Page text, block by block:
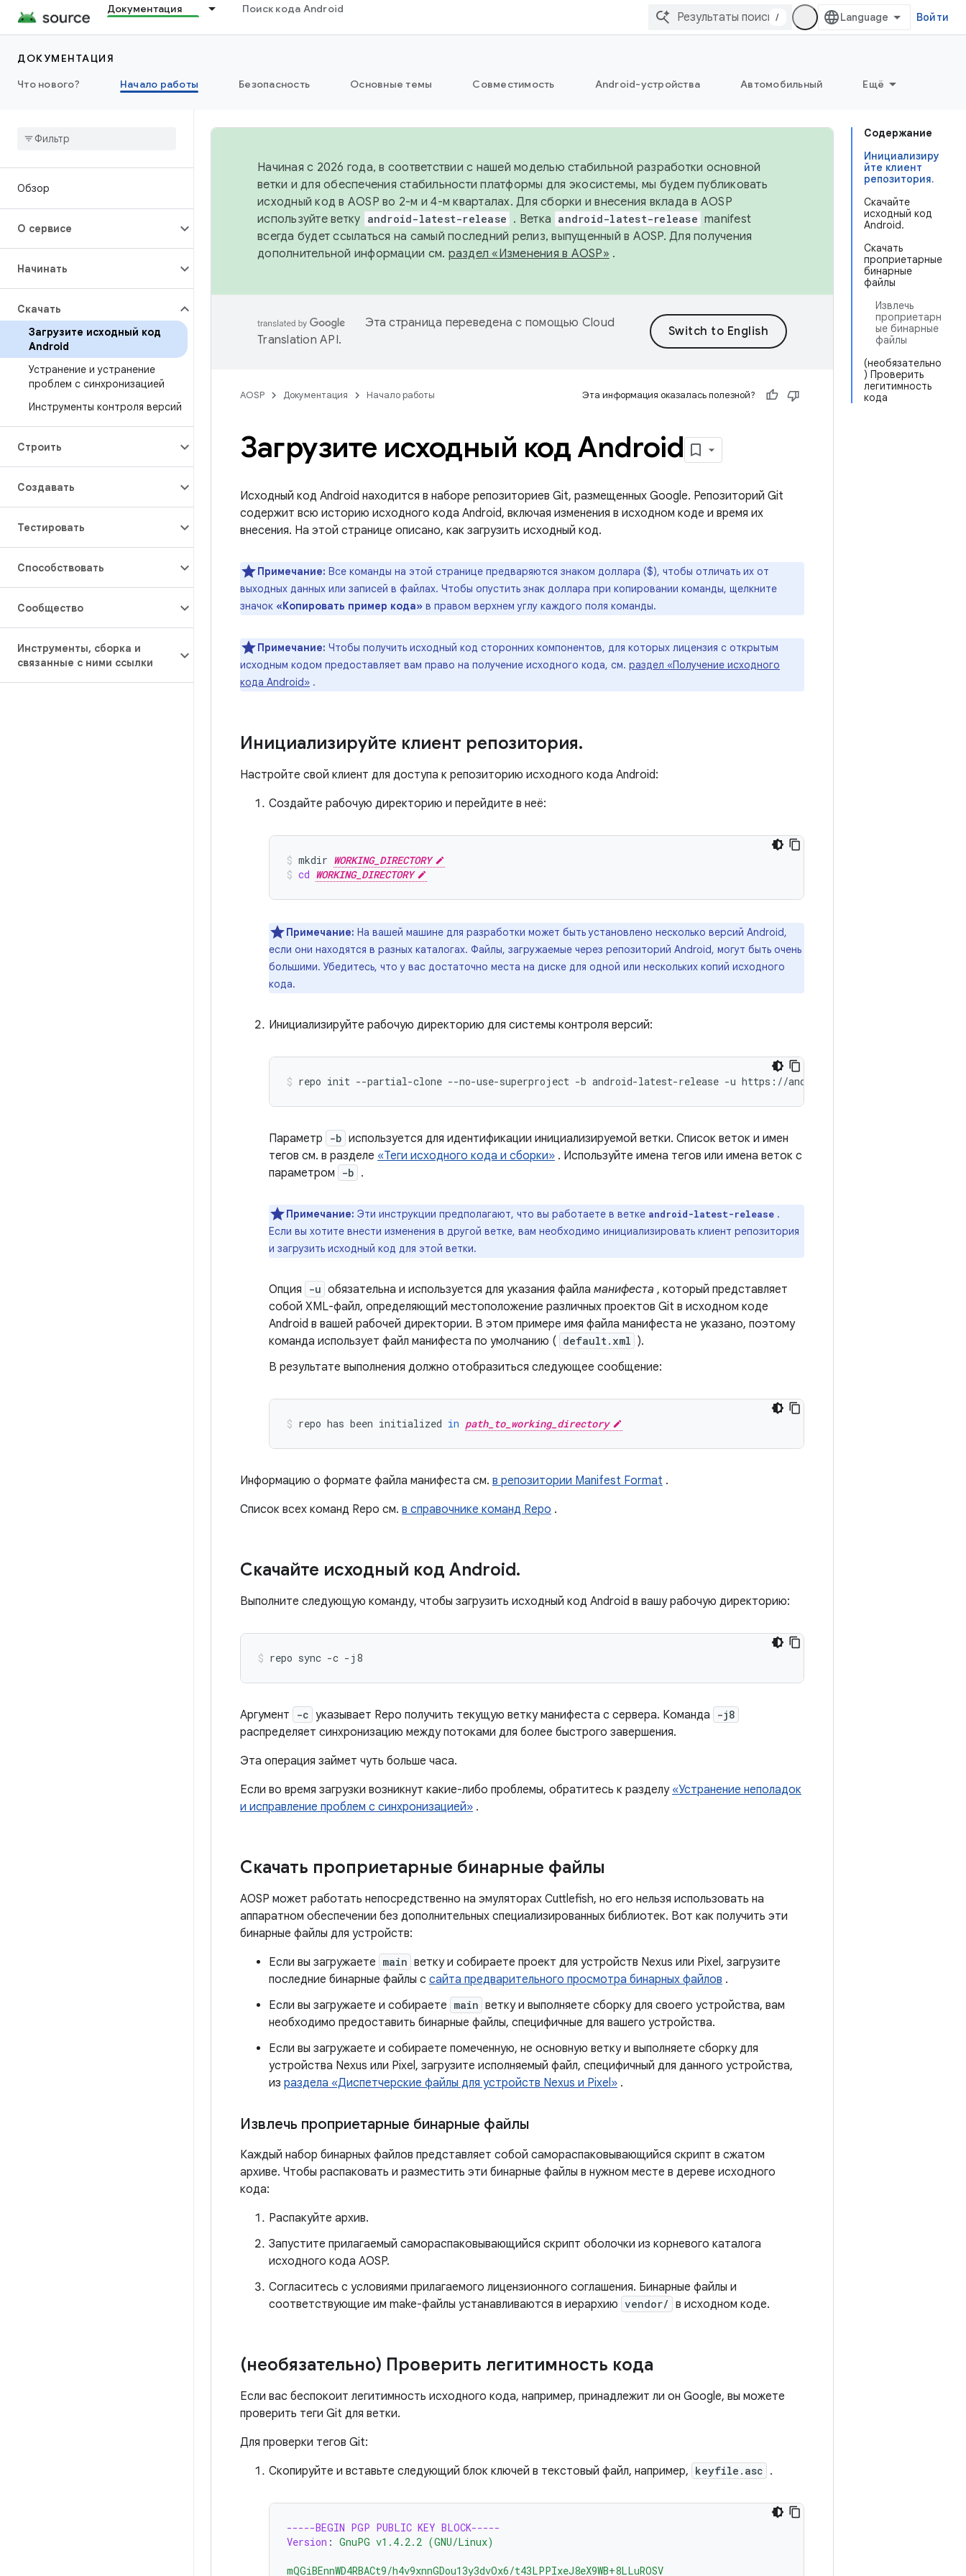
Документация Поиск кода Android
/ Войти
ДОКУМЕНТАЦИЯ
Что нового?
Начало работы Безопасность Основные темы Совместимость Android-устройства Автомобильный Ещё
Обзор
О сервисе
Начинать
Скачать
Загрузите исходный код
Android
Устранение и устранение
проблем с синхронизацией
Инструменты контроля версий
Строить
Создавать
Тестировать
Способствовать
Сообщество
Инструменты, сборка и
связанные с ними ссылки
Содержание
Инициализиру
йте клиент
репозитория.
Скачайте
исходный код
Android.
Скачать
проприетарные
бинарные
файлы
Извлечь
проприетарн
ые бинарные
файлы
(необязательно
) Проверить
легитимность
кода
Начиная с 2026 года, в соответствии с нашей моделью стабильной разработки основной
ветки и для обеспечения стабильности платформы для экосистемы, мы будем публиковать
исходный код в AOSP во 2-м и 4-м кварталах. Для сборки и внесения вклада в AOSP
используйте ветку android-latest-release . Ветка android-latest-release manifest
всегда будет ссылаться на самый последний релиз, выпущенный в AOSP. Для получения
дополнительной информации см. раздел «Изменения в AOSP» .
Эта страница переведена с помощью Cloud
Translation API.
AOSP Документация Начало работы Эта информация оказалась полезной?
Загрузите исходный код Android
Исходный код Android находится в наборе репозиториев Git, размещенных Google. Репозиторий Git
содержит всю историю исходного кода Android, включая изменения в исходном коде и время их
внесения. На этой странице описано, как загрузить исходный код.
Примечание: Все команды на этой странице предваряются знаком доллара ($), чтобы отличать их от
выходных данных или записей в файлах. Чтобы опустить знак доллара при копировании команды, щелкните
значок «Копировать пример кода» в правом верхнем углу каждого поля команды.
Примечание: Чтобы получить исходный код сторонних компонентов, для которых лицензия с открытым
исходным кодом предоставляет вам право на получение исходного кода, см. раздел «Получение исходного
кода Android» .
Инициализируйте клиент репозитория.
Настройте свой клиент для доступа к репозиторию исходного кода Android:
Создайте рабочую директорию и перейдите в неё:
mkdir WORKING_DIRECTORY
cd WORKING_DIRECTORY
Примечание: На вашей машине для разработки может быть установлено несколько версий Android,
если они находятся в разных каталогах. Файлы, загружаемые через репозиторий Android, могут быть очень
большими. Убедитесь, что у вас достаточно места на диске для одной или нескольких копий исходного
кода.
Инициализируйте рабочую директорию для системы контроля версий:
repo init --partial-clone --no-use-superproject -b android-latest-release -u https://android.googlesource.com/
Параметр -b используется для идентификации инициализируемой ветки. Список веток и имен
тегов см. в разделе «Теги исходного кода и сборки» . Используйте имена тегов или имена веток с
параметром
-b .
Примечание: Эти инструкции предполагают, что вы работаете в ветке android-latest-release .
Если вы хотите внести изменения в другой ветке, вам необходимо инициализировать клиент репозитория
и загрузить исходный код для этой ветки.
Опция -u обязательна и используется для указания файла манифеста , который представляет
собой XML-файл, определяющий местоположение различных проектов Git в исходном коде
Android в вашей рабочей директории. В этом примере имя файла манифеста не указано, поэтому
команда использует файл манифеста по умолчанию ( default.xml ).
В результате выполнения должно отобразиться следующее сообщение:
repo has been initialized in path_to_working_directory
Информацию о формате файла манифеста см. в репозитории Manifest Format .
Список всех команд Repo см. в справочнике команд Repo .
Скачайте исходный код Android.
Выполните следующую команду, чтобы загрузить исходный код Android в вашу рабочую директорию:
repo sync -c -j8
Аргумент -c указывает Repo получить текущую ветку манифеста с сервера. Команда -j8
распределяет синхронизацию между потоками для более быстрого завершения.
Эта операция займет чуть больше часа.
Если во время загрузки возникнут какие-либо проблемы, обратитесь к разделу «Устранение неполадок
и исправление проблем с синхронизацией» .
Скачать проприетарные бинарные файлы
AOSP может работать непосредственно на эмуляторах Cuttlefish, но его нельзя использовать на
аппаратном обеспечении без дополнительных специализированных библиотек. Вот как получить эти
бинарные файлы для устройств:
Если вы загружаете main ветку и собираете проект для устройств Nexus или Pixel, загрузите
последние бинарные файлы с сайта предварительного просмотра бинарных файлов .
Если вы загружаете и собираете main ветку и выполняете сборку для своего устройства, вам
необходимо предоставить бинарные файлы, специфичные для вашего устройства.
Если вы загружаете и собираете помеченную, не основную ветку и выполняете сборку для
устройства Nexus или Pixel, загрузите исполняемый файл, специфичный для данного устройства,
из раздела «Диспетчерские файлы для устройств Nexus и Pixel» .
Извлечь проприетарные бинарные файлы
Каждый набор бинарных файлов представляет собой самораспаковывающийся скрипт в сжатом
архиве. Чтобы распаковать и разместить эти бинарные файлы в нужном месте в дереве исходного
кода:
Распакуйте архив.
Запустите прилагаемый самораспаковывающийся скрипт оболочки из корневого каталога
исходного кода AOSP.
Согласитесь с условиями прилагаемого лицензионного соглашения. Бинарные файлы и
соответствующие им make-файлы устанавливаются в иерархию vendor/ в исходном коде.
(необязательно) Проверить легитимность кода
Если вас беспокоит легитимность исходного кода, например, принадлежит ли он Google, вы можете
проверить теги Git для ветки.
Для проверки тегов Git:
Скопируйте и вставьте следующий блок ключей в текстовый файл, например, keyfile.asc .
-----BEGIN PGP PUBLIC KEY BLOCK-----
Version : GnuPG v1.4.2.2 (GNU/Linux)
mQGiBEnnWD4RBACt9/h4v9xnnGDou13y3dvOx6/t43LPPIxeJ8eX9WB+8LLuROSV